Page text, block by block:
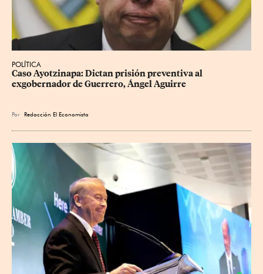
POLÍTICA
Caso Ayotzinapa: Dictan prisión preventiva al
exgobernador de Guerrero, Ángel Aguirre
Por Redacción El Economista